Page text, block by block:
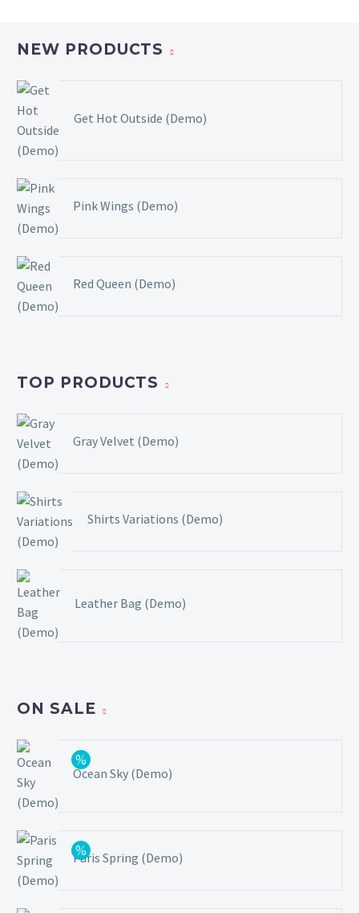
NEW PRODUCTS
Get Hot Outside (Demo)
Pink Wings (Demo)
Red Queen (Demo)
TOP PRODUCTS
Gray Velvet (Demo)
Shirts Variations (Demo)
Leather Bag (Demo)
ON SALE
Ocean Sky (Demo)
Paris Spring (Demo)